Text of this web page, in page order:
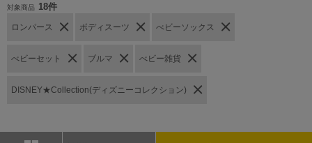
対象商品 18件
ロンパース ボディスーツ べビーソックス
べビーセット ブルマ べビー雑貨
DISNEY★Collection(ディズニーコレクション)